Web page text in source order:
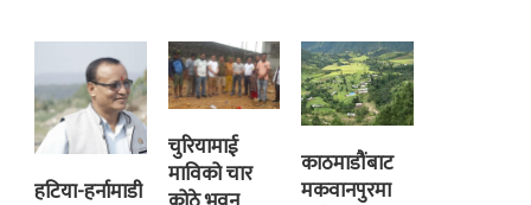
हटिया-हर्नामाडी
चुरियामाई
माविको चार
काठमाडौंबाट
मकवानपुरमा